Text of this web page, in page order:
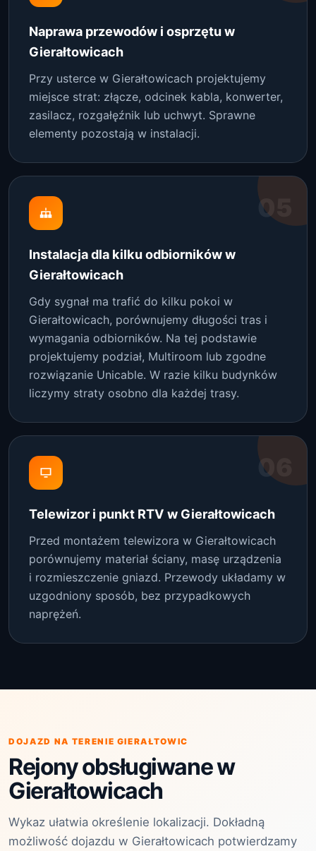
Naprawa przewodów i osprzętu w
Gierałtowicach
Przy usterce w Gierałtowicach projektujemy
miejsce strat: złącze, odcinek kabla, konwerter,
zasilacz, rozgałęźnik lub uchwyt. Sprawne
elementy pozostają w instalacji.
05
Instalacja dla kilku odbiorników w
Gierałtowicach
Gdy sygnał ma trafić do kilku pokoi w
Gierałtowicach, porównujemy długości tras i
wymagania odbiorników. Na tej podstawie
projektujemy podział, Multiroom lub zgodne
rozwiązanie Unicable. W razie kilku budynków
liczymy straty osobno dla każdej trasy.
06
Telewizor i punkt RTV w Gierałtowicach
Przed montażem telewizora w Gierałtowicach
porównujemy materiał ściany, masę urządzenia
i rozmieszczenie gniazd. Przewody układamy w
uzgodniony sposób, bez przypadkowych
naprężeń.
DOJAZD NA TERENIE GIERAŁTOWIC
Rejony obsługiwane w
Gierałtowicach
Wykaz ułatwia określenie lokalizacji. Dokładną
możliwość dojazdu w Gierałtowicach potwierdzamy